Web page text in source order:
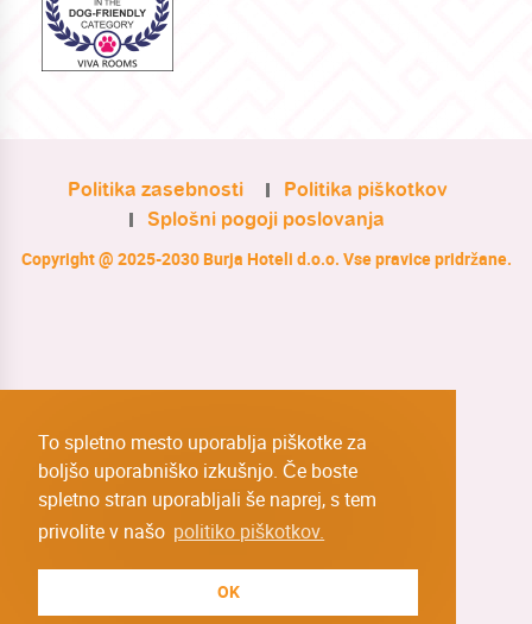
To spletno mesto uporablja piškotke za
boljšo uporabniško izkušnjo. Če boste
spletno stran uporabljali še naprej, s tem
privolite v našo politiko piškotkov.
OK
Copyright @ 2025-2030 Burja Hoteli d.o.o. Vse pravice pridržane.
Politika zasebnosti
Politika piškotkov
Splošni pogoji poslovanja